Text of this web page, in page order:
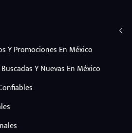
Y Promociones En México
Y Nuevas En México